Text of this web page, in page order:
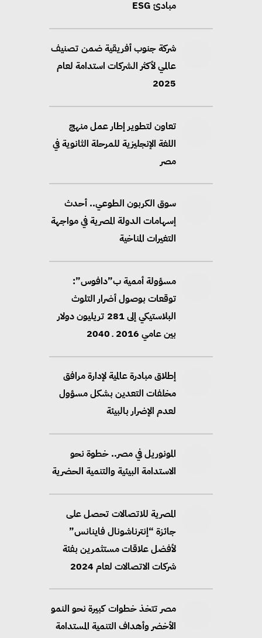
مبادئ ESG
شركة جنوب أفريقية ضمن تصنيف
عالمي لأكثر الشركات استدامة لعام
2025
تعاون لتطوير إطار عمل منهج
اللغة الإنجليزية للمرحلة الثانوية في
مصر
سوق الكربون الطوعي.. أحدث
إسهامات الدولة المصرية في مواجهة
التغيرات المناخية
مسؤولة أممية ب”دافوس”:
توقعات بوصول أضرار التلوث
البلاستيكي إلى 281 تريليون دولار
بين عامي 2016 ـ 2040
إطلاق مبادرة عالمية لإدارة مرافق
مخلفات التعدين بشكل مسؤول
لعدم الإضرار بالبيئة
المونوريل في مصر.. خطوة نحو
الاستدامة البيئية والتنمية الحضرية
المصرية للاتصالات تحصل على
جائزة “إنترناشونال فاينانس”
لأفضل علاقات مستثمرين بفئة
شركات الاتصالات لعام 2024
مصر تتخذ خطوات كبيرة نحو النمو
الأخضر وأهداف التنمية المستدامة